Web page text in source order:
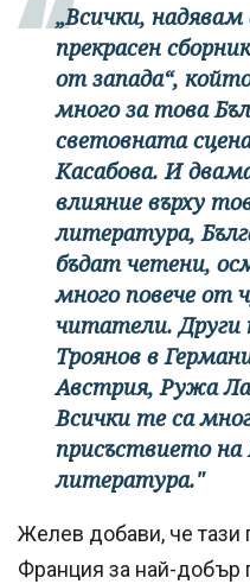
„Всички, надявам
прекрасен
от запада“,
много за това
световната
Касабова. И
влияние върху
литература,
бъдат четени,
много повече от
читатели. Други
Троянов в
Австрия, Ружа
Всички те са
присъствието на
литература."
Желев добави, че тази
Франция за най-добър